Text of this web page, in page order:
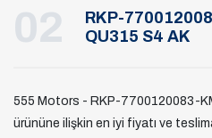
02
RKP-
QU315 S4 AK
555 Motors - RKP-7700120083-
ürününe ilişkin en iyi fiyatı ve